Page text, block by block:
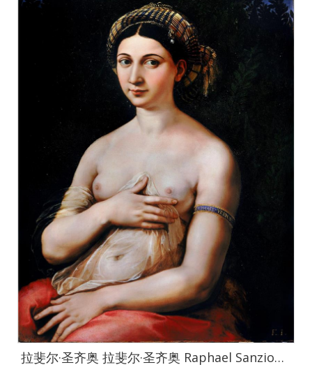
拉斐尔·圣齐奥 拉斐尔·圣齐奥 Raphael Sanzio作品集-017